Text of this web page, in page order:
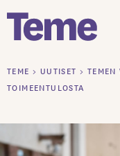
Siirry
sisältöön
TEME > UUTISET >
TOIMEENTULOSTA